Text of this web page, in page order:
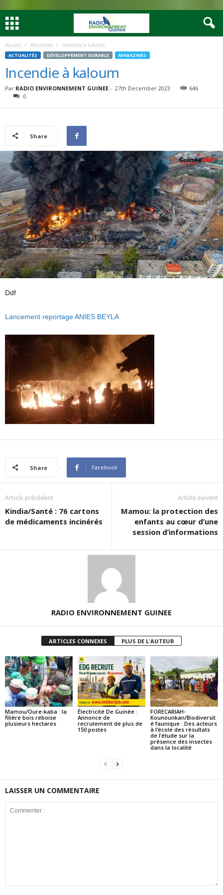
Accueil Actualités Incendie à kaloum
ACTUALITÉS DÉVELOPPEMENT DURABLE MAGAZINES
Incendie à kaloum
Par RADIO ENVIRONNEMENT GUINEE - 27th December 2023
646
0
Share
Ddf
Lancement reportage ANIES BEYLA
Share Facebook
Article précédent
Kindia/Santé : 76 cartons
de médicaments incinérés
Article suivant
Mamou: la protection des
enfants au cœur d’une
session d’informations
RADIO ENVIRONNEMENT GUINEE
ARTICLES CONNEXES PLUS DE L'AUTEUR
Mamou/Oure-kaba : la
filière bois reboise
plusieurs hectares
Électricité De Guinée :
Annonce de
recrutement de plus de
150 postes
FORECARIAH-
Kounounkan/Biodiversit
é faunique : Des acteurs
à l’école des résultats
de l’étude sur la
présence des insectes
dans la localité
LAISSER UN COMMENTAIRE